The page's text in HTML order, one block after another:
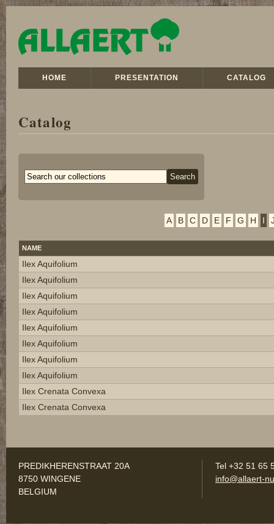
HOME PRESENTATION CATALOG
Catalog
A B C D E F G H I
NAME
Ilex Aquifolium
Ilex Aquifolium
Ilex Aquifolium
Ilex Aquifolium
Ilex Aquifolium
Ilex Aquifolium
Ilex Aquifolium
Ilex Aquifolium
Ilex Crenata Convexa
Ilex Crenata Convexa
PREDIKHERENSTRAAT 20A
8750 WINGENE
BELGIUM
Tel +32 51 65
info@allaert-